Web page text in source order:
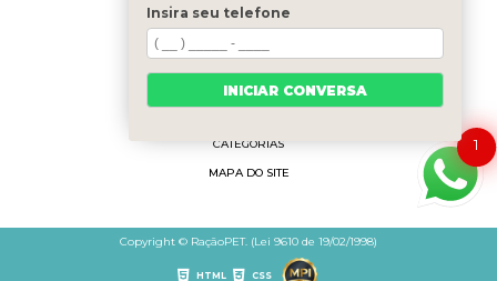
SERVIÇOS
NOTÍCIAS
PRODUTOS
CATEGORIAS
MAPA DO SITE
Copyright © RaçãoPET. (Lei 9610 de 19/02/1998)
HTML CSS
1
Insira seu telefone
INICIAR CONVERSA